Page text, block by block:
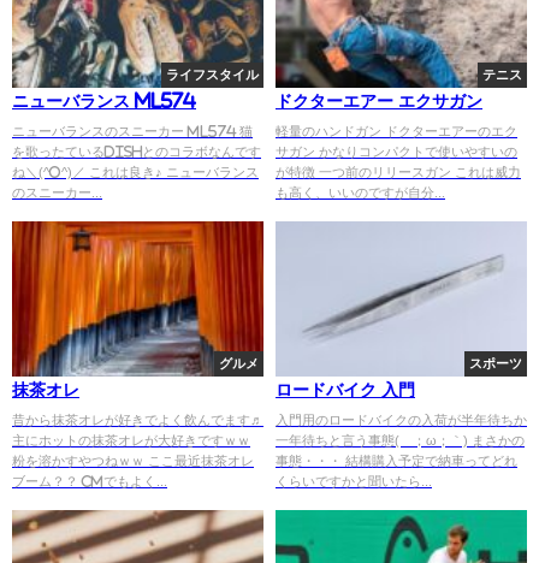
ライフスタイル
ニューバランス ML574
ニューバランスのスニーカー ML574 猫
を歌ったているDISHとのコラボなんです
ね＼(^o^)／ これは良き♪ ニューバランス
のスニーカー...
テニス
ドクターエアー エクサガン
軽量のハンドガン ドクターエアーのエク
サガン かなりコンパクトで使いやすいの
が特徴 一つ前のリリースガン これは威力
も高く、いいのですが自分...
グルメ
抹茶オレ
昔から抹茶オレが好きでよく飲んでます♬
主にホットの抹茶オレが大好きですｗｗ
粉を溶かすやつねｗｗ ここ最近抹茶オレ
ブーム？？ CMでもよく...
スポーツ
ロードバイク 入門
入門用のロードバイクの入荷が半年待ちか
一年待ちと言う事態(´；ω；｀) まさかの
事態・・・ 結構購入予定で納車ってどれ
くらいですかと聞いたら...